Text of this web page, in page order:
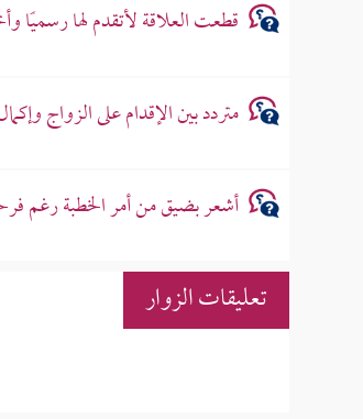
قطعت العلاقة لأتقدم لها رسميًا
متردد بين الإقدام على الزواج
أشعر بضيق من أمر الخطبة رغم
تعليقات الزوار